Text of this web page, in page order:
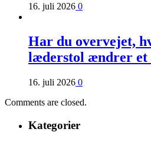
16. juli 2026 0
Har du overvejet,
læderstol ændrer et
16. juli 2026 0
Comments are closed.
Kategorier